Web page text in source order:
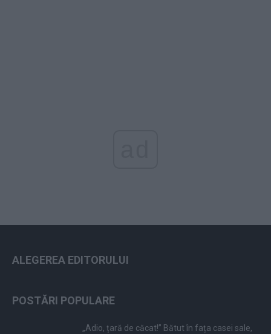
ALEGEREA EDITORULUI
POSTĂRI POPULARE
„Adio, țară de căcat!” Bătut în fața casei sale,